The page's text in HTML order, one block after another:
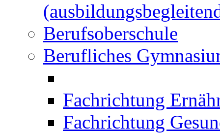
Berufsoberschule
Berufliches
Fachrichtung
Fachrichtung